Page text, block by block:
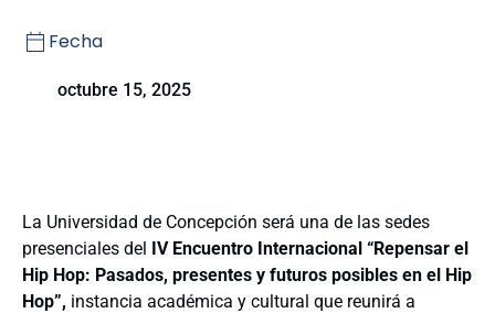
Fecha
octubre 15, 2025
La Universidad de Concepción será una de las sedes
presenciales del IV Encuentro Internacional “Repensar el
Hip Hop: Pasados, presentes y futuros posibles en el Hip
Hop”, instancia académica y cultural que reunirá a